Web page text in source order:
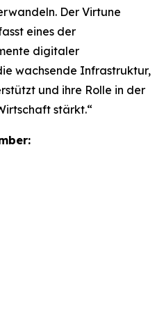
Der Virtune
eines der
digitaler
wachsende Infrastruktur,
und ihre Rolle in der
stärkt.“